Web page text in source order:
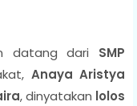
datang dari SMP
Anaya Aristya
, dinyatakan lolos